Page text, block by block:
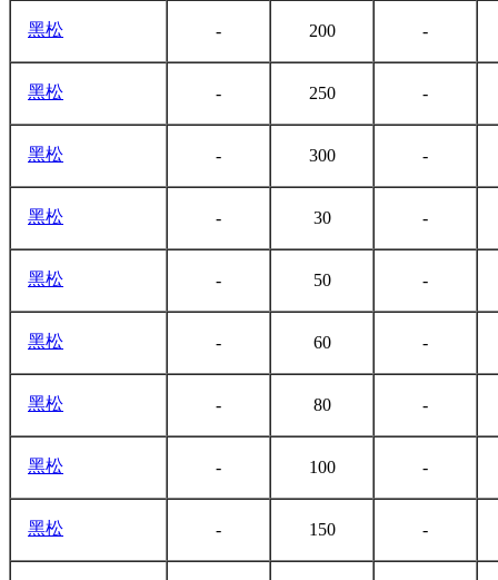
黑松 - 200 -
黑松 - 250 -
黑松 - 300 -
黑松 - 30 -
黑松 - 50 -
黑松 - 60 -
黑松 - 80 -
黑松 - 100 -
黑松 - 150 -